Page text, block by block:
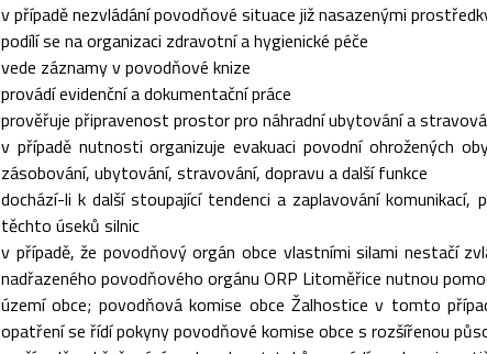
v případě nezvládání povodňové situace již nasazenými
podílí se na organizaci zdravotní a hygienické péče
vede záznamy v povodňové knize
provádí evidenční a dokumentační práce
prověřuje připravenost prostor pro náhradní ubytování a
v případě nutnosti organizuje evakuaci povodní ohrožených
zásobování, ubytování, stravování, dopravu a další funkce
dochází-li k další stoupající tendenci a zaplavování
těchto úseků silnic
v případě, že povodňový orgán obce vlastními silami nestačí
nadřazeného povodňového orgánu ORP Litoměřice nutnou
území obce; povodňová komise obce Žalhostice v tomto
opatření se řídí pokyny povodňové komise obce s rozšířenou